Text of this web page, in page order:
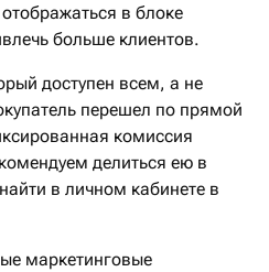
в блоке
больше клиентов.
доступен всем, а не
перешел по прямой
комиссия
делиться ею в
в личном кабинете в
маркетинговые